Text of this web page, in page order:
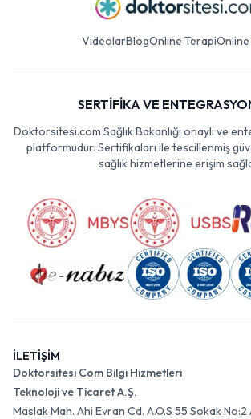
VideolarBlogOnline Terapi
SERTİFİKA VE
Doktorsitesi.com Sağlık Bakanlığı onaylı ve
platformudur. Sertifikaları ile tescillenmiş
sağlık hizmetlerine erişim
İLETİŞİM
Doktorsitesi Com Bilgi Hizmetleri
Teknoloji ve Ticaret A.Ş.
Maslak Mah. Ahi Evran Cd. A.O.S 55 Sokak